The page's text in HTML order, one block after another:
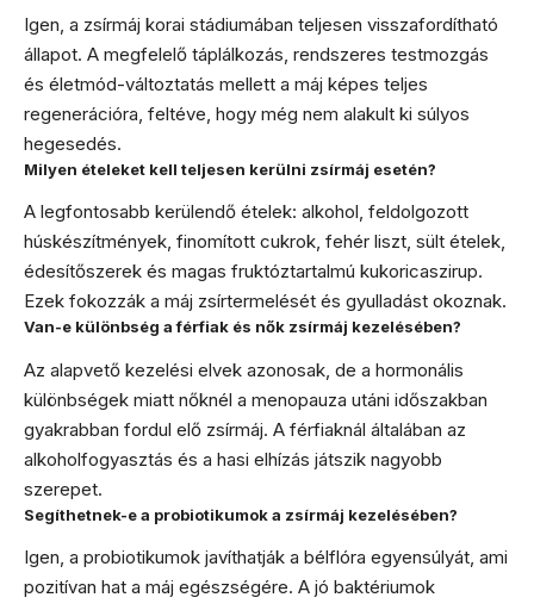
Igen, a zsírmáj korai stádiumában teljesen visszafordítható
állapot. A megfelelő táplálkozás, rendszeres testmozgás
és életmód-változtatás mellett a máj képes teljes
regenerációra, feltéve, hogy még nem alakult ki súlyos
hegesedés.
Milyen ételeket kell teljesen kerülni zsírmáj esetén?
A legfontosabb kerülendő ételek: alkohol, feldolgozott
húskészítmények, finomított cukrok, fehér liszt, sült ételek,
édesítőszerek és magas fruktóztartalmú kukoricaszirup.
Ezek fokozzák a máj zsírtermelését és gyulladást okoznak.
Van-e különbség a férfiak és nők zsírmáj kezelésében?
Az alapvető kezelési elvek azonosak, de a hormonális
különbségek miatt nőknél a menopauza utáni időszakban
gyakrabban fordul elő zsírmáj. A férfiaknál általában az
alkoholfogyasztás és a hasi elhízás játszik nagyobb
szerepet.
Segíthetnek-e a probiotikumok a zsírmáj kezelésében?
Igen, a probiotikumok javíthatják a bélflóra egyensúlyát, ami
pozitívan hat a máj egészségére. A jó baktériumok